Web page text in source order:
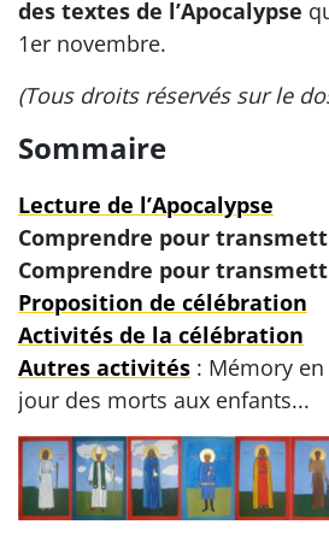
des textes de l’Apocalypse
1er novembre.
(Tous droits réservés sur le
Sommaire
Lecture de l’Apocalypse
Comprendre pour
Comprendre pour
Proposition de célébration
Activités de la célébration
Autres activités : Mémory
jour des morts aux enfants...